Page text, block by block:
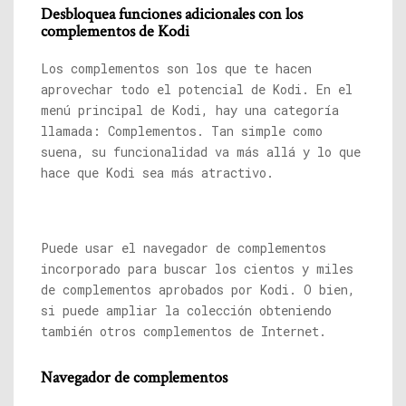
Desbloquea funciones adicionales con los
complementos de Kodi
Los complementos son los que te hacen
aprovechar todo el potencial de Kodi. En el
menú principal de Kodi, hay una categoría
llamada: Complementos. Tan simple como
suena, su funcionalidad va más allá y lo que
hace que Kodi sea más atractivo.
Puede usar el navegador de complementos
incorporado para buscar los cientos y miles
de complementos aprobados por Kodi. O bien,
si puede ampliar la colección obteniendo
también otros complementos de Internet.
Navegador de complementos